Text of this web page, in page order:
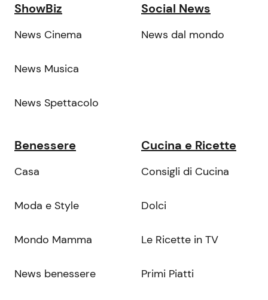
ShowBiz
News Cinema
News Musica
News Spettacolo
Social News
News dal mondo
Benessere
Casa
Moda e Style
Mondo Mamma
News benessere
Cucina e Ricette
Consigli di Cucina
Dolci
Le Ricette in TV
Primi Piatti